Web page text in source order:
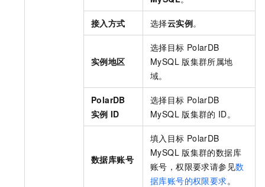
接入方式 选择云实例。
实例地区
选择目标 PolarDB
MySQL 版集群所属地
域。
PolarDB
实例 ID
选择目标 PolarDB
MySQL 版集群的 ID。
数据库账号
填入目标 PolarDB
MySQL 版集群的数据库
账号，权限要求请参见数
据库账号的权限要求。